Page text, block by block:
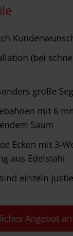
(bei
große
mit 6
Saum
Ecken mit 3-
aus Edelstahl
einzeln
Angebot